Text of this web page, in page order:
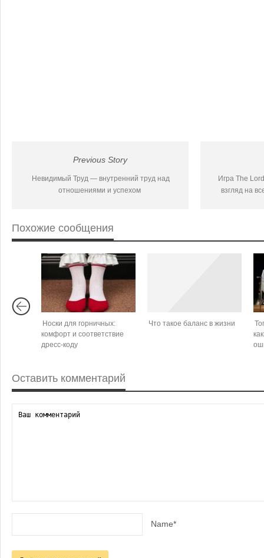
Previous Story
Невидимый Труд — внутренний труд над
отношениями и успехом
Игра The
взгляд на
Похожие сообщения
Носки для горничных:
комфорт и соответствие
дресс‑коду
Что такое баланс в жизни
Оставить комментарий
Name*